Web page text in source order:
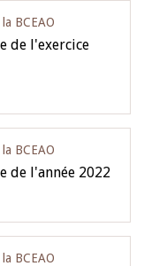
BCEAO
de l'exercice
BCEAO
de l'année 2022
BCEAO